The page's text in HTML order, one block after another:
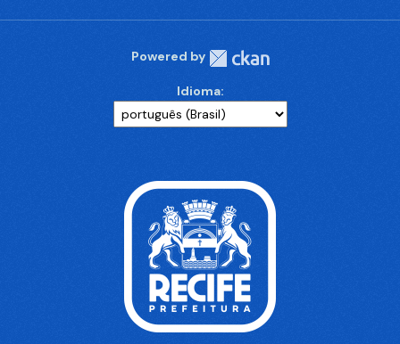
Powered by
Idioma